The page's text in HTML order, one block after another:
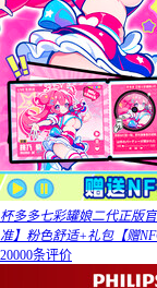
杯多多七彩罐娘二代正版
准】粉色舒适+礼包【赠
20000条评价